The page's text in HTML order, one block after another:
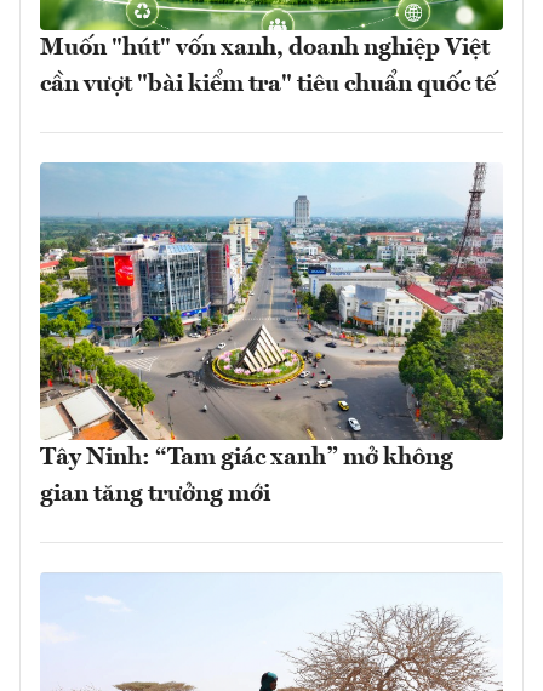
Muốn "hút" vốn xanh, doanh nghiệp Việt
cần vượt "bài kiểm tra" tiêu chuẩn quốc tế
Tây Ninh: “Tam giác xanh” mở không
gian tăng trưởng mới